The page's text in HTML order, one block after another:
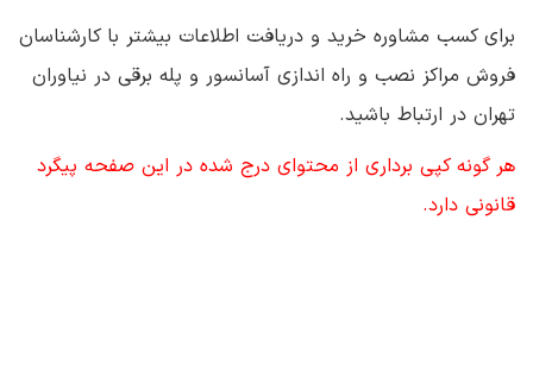
برای کسب مشاوره خرید و دریافت اطلاعات بیشتر با کارشناسان
فروش مراکز نصب و راه اندازی آسانسور و پله برقی در نیاوران
تهران در ارتباط باشید.
هر گونه کپی برداری از محتوای درج شده در این صفحه پیگرد
قانونی دارد.